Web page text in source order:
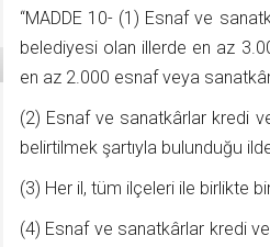
“MADDE 10- (1) Esnaf ve
belediyesi olan illerde en az
en az 2.000 esnaf veya
(2) Esnaf ve sanatkârlar kredi
belirtilmek şartıyla bulunduğu
(3) Her il, tüm ilçeleri ile birlikte
(4) Esnaf ve sanatkârlar kredi